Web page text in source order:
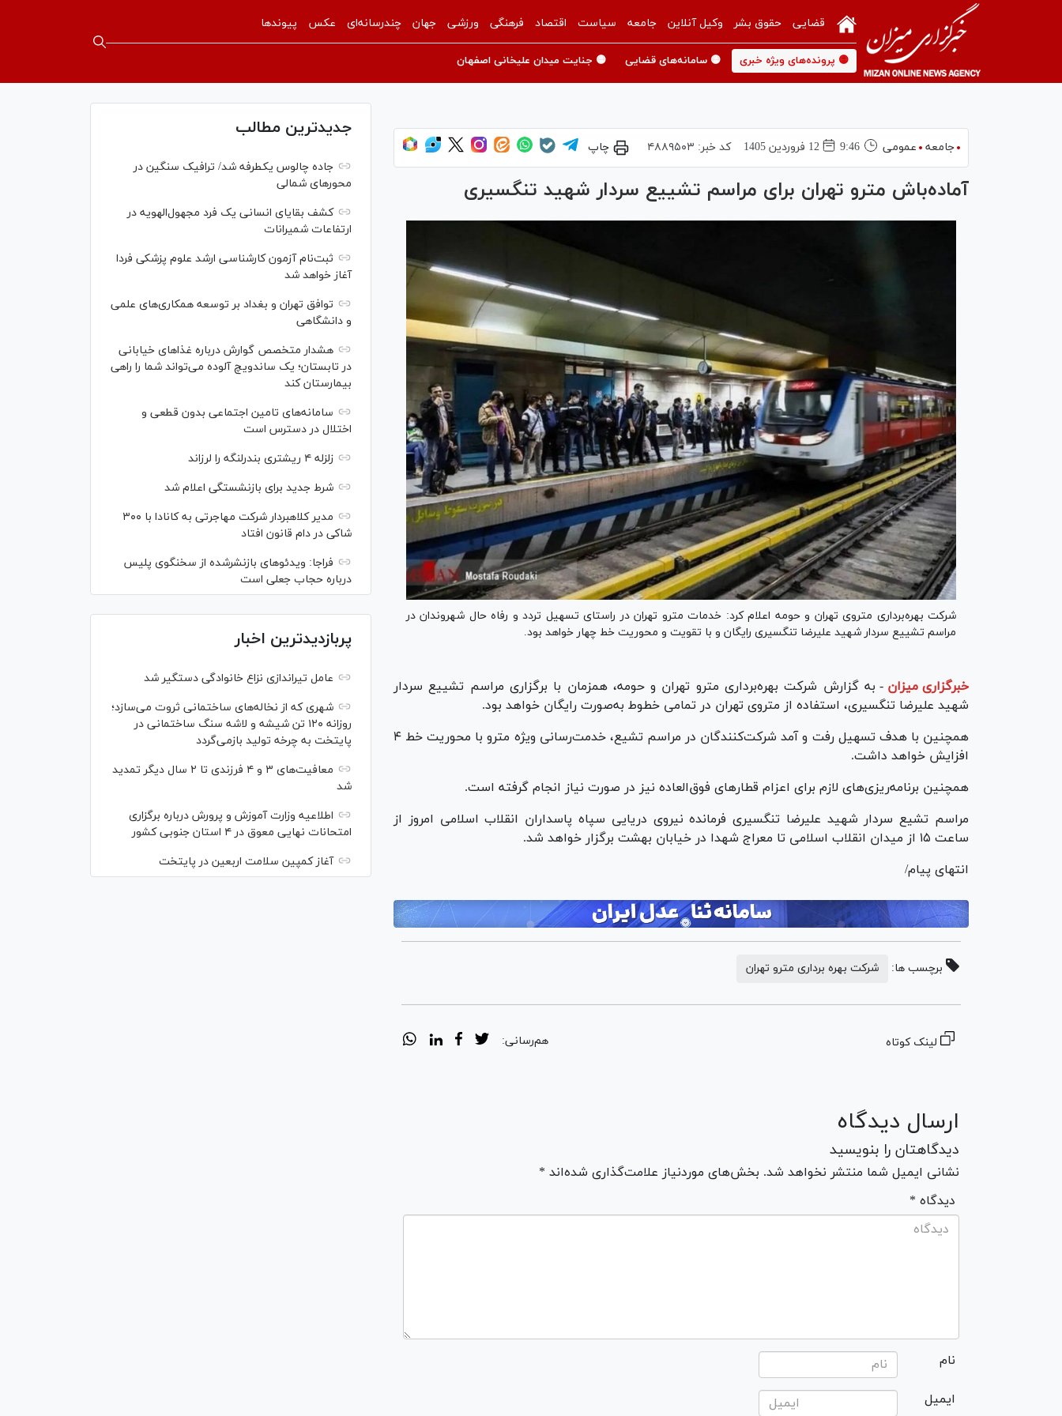
قضایی حقوق بشر وکیل آنلاین جامعه سیاست اقتصاد فرهنگی ورزشی جهان چندرسانه‌ای عکس پیوندها
🟡 پرونده‌های ویژه خبری 🟡 سامانه‌های قضایی 🟡 جنایت میدان علیخانی اصفهان
جامعه عمومی 9:46 12 فروردين 1405 کد خبر: ۴۸۸۹۵۰۳ چاپ
آماده‌باش مترو تهران برای مراسم تشییع سردار شهید تنگسیری
شرکت بهره‌برداری متروی تهران و حومه اعلام کرد: خدمات مترو تهران در راستای تسهیل تردد و رفاه حال شهروندان در
مراسم تشییع سردار شهید علیرضا تنگسیری رایگان و با تقویت و محوریت خط چهار خواهد بود.
خبرگزاری میزان - به گزارش شرکت بهره‌برداری مترو تهران و حومه، همزمان با برگزاری مراسم تشییع سردار
شهید علیرضا تنگسیری، استفاده از متروی تهران در تمامی خطوط به‌صورت رایگان خواهد بود.
همچنین با هدف تسهیل رفت‌ و آمد شرکت‌کنندگان در مراسم تشیع، خدمت‌رسانی ویژه مترو با محوریت خط ۴
افزایش خواهد داشت.
همچنین برنامه‌ریزی‌های لازم برای اعزام قطارهای فوق‌العاده نیز در صورت نیاز انجام گرفته است.
مراسم تشیع سردار شهید علیرضا تنگسیری فرمانده نیروی دریایی سپاه پاسداران انقلاب اسلامی امروز از
ساعت ۱۵ از میدان انقلاب اسلامی تا معراج شهدا در خیابان بهشت برگزار خواهد شد.
انتهای پیام/
برچسب ها: شرکت بهره برداری مترو تهران
لینک کوتاه هم‌رسانی:
ارسال دیدگاه
دیدگاهتان را بنویسید
نشانی ایمیل شما منتشر نخواهد شد. بخش‌های موردنیاز علامت‌گذاری شده‌اند *
* دیدگاه
نام
ایمیل
جدیدترین مطالب
جاده چالوس یکطرفه شد/ ترافیک سنگین در
محورهای شمالی
کشف بقایای انسانی یک فرد مجهول‌الهویه در
ارتفاعات شمیرانات
ثبت‌نام آزمون کارشناسی ارشد علوم پزشکی فردا
آغاز خواهد شد
توافق تهران و بغداد بر توسعه همکاری‌های علمی
و دانشگاهی
هشدار متخصص گوارش درباره غذا‌های خیابانی
در تابستان؛ یک ساندویچ آلوده می‌تواند شما را راهی
بیمارستان کند
سامانه‌های تامین اجتماعی بدون قطعی و
اختلال در دسترس است
زلزله ۴ ریشتری بندرلنگه را لرزاند
شرط جدید برای بازنشستگی اعلام شد
مدیر کلاهبردار شرکت مهاجرتی به کانادا با ۳۰۰
شاکی در دام قانون افتاد
فراجا: ویدئو‌های بازنشرشده از سخنگوی پلیس
درباره حجاب جعلی است
پربازدیدترین اخبار
عامل تیراندازی نزاع خانوادگی دستگیر شد
شهری که از نخاله‌های ساختمانی ثروت می‌سازد؛
روزانه ۱۲۰ تن شیشه و لاشه سنگ ساختمانی در
پایتخت به چرخه تولید بازمی‌گردد
معافیت‌های ۳ و ۴ فرزندی تا ۲ سال دیگر تمدید
شد
اطلاعیه وزارت آموزش و پرورش درباره برگزاری
امتحانات نهایی معوق در ۴ استان جنوبی کشور
آغاز کمپین سلامت اربعین در پایتخت